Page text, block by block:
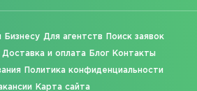
Бизнесу Для агентств Поиск заявок
Доставка и оплата Блог Контакты
Политика конфиденциальности
Карта сайта